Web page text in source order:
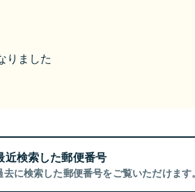
りました
近検索した郵便番号
去に検索した郵便番号をご覧いただけます。